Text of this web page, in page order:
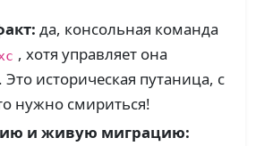
да, консольная команда
, хотя управляет она
Это историческая путаница, с
нужно смириться!
и живую миграцию: